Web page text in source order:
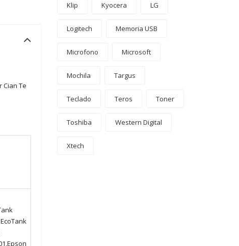
Cian Te
Klip Kyocera LG
Logitech Memoria USB
Microfono Microsoft
Mochila Targus
Teclado Teros Toner
Toshiba Western Digital
Xtech